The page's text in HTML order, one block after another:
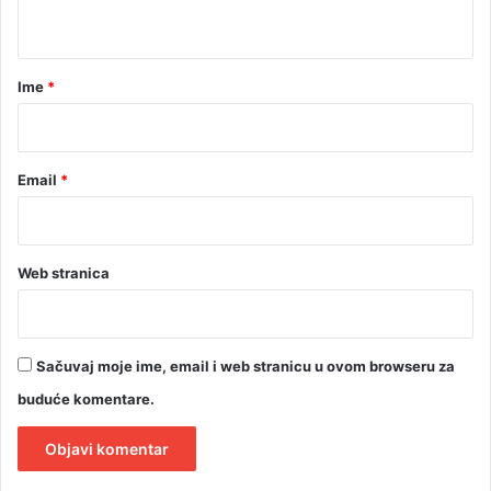
r
a
o
g
a
rIme *
Email *
Web stranica
Sačuvaj moje ime, email i web stranicu u ovom browseru za
buduće komentare.